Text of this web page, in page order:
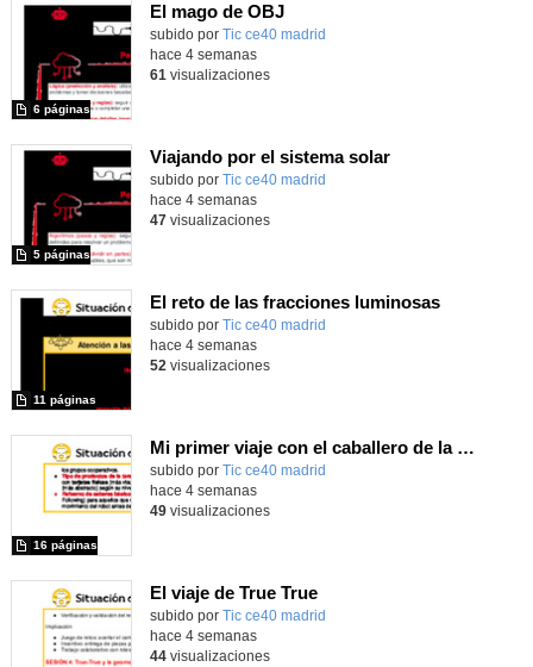
El mago de OBJ
subido por Tic ce40 madrid
6 páginas
hace 4 semanas
61 visualizaciones
Viajando por el sistema solar
subido por Tic ce40 madrid
5 páginas
hace 4 semanas
47visualizaciones
El reto de las fracciones luminosas
subido por Tic ce40 madrid
11 páginas
hace 4 semanas
52 visualizaciones
Mi primer viaje con el caballero de la Mancha
subido por Tic ce40 madrid
16 páginas
hace 4 semanas
49visualizaciones
El viaje de True True
subido por Tic ce40 madrid
hace 4 semanas
44visualizaciones